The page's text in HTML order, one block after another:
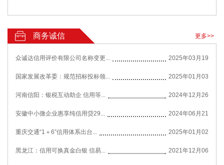
商务诚信 更多>>
众诚达信用评价有限公司名称变更... 2025年03月19
国家发展改革委：规范招标投标领... 2025年01月03
河南信阳：银税互动助企 信用等... 2024年12月26
安徽中小微企业惠享纯信用贷29... 2024年06月21
重庆交通“1＋6”信用体系出台... 2025年01月02
黑龙江：信用可换真金白银 信易... 2021年12月06